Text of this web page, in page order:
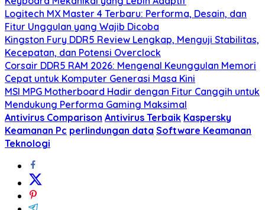
Logitech MX Master 4 Terbaru: Performa, Desain, dan
Fitur Unggulan yang Wajib Dicoba
Kingston Fury DDR5 Review Lengkap, Menguji Stabilitas,
Kecepatan, dan Potensi Overclock
Corsair DDR5 RAM 2026: Mengenal Keunggulan Memori
Cepat untuk Komputer Generasi Masa Kini
MSI MPG Motherboard Hadir dengan Fitur Canggih untuk
Mendukung Performa Gaming Maksimal
Antivirus Comparison Antivirus Terbaik Kaspersky
Keamanan Pc perlindungan data Software Keamanan
Teknologi